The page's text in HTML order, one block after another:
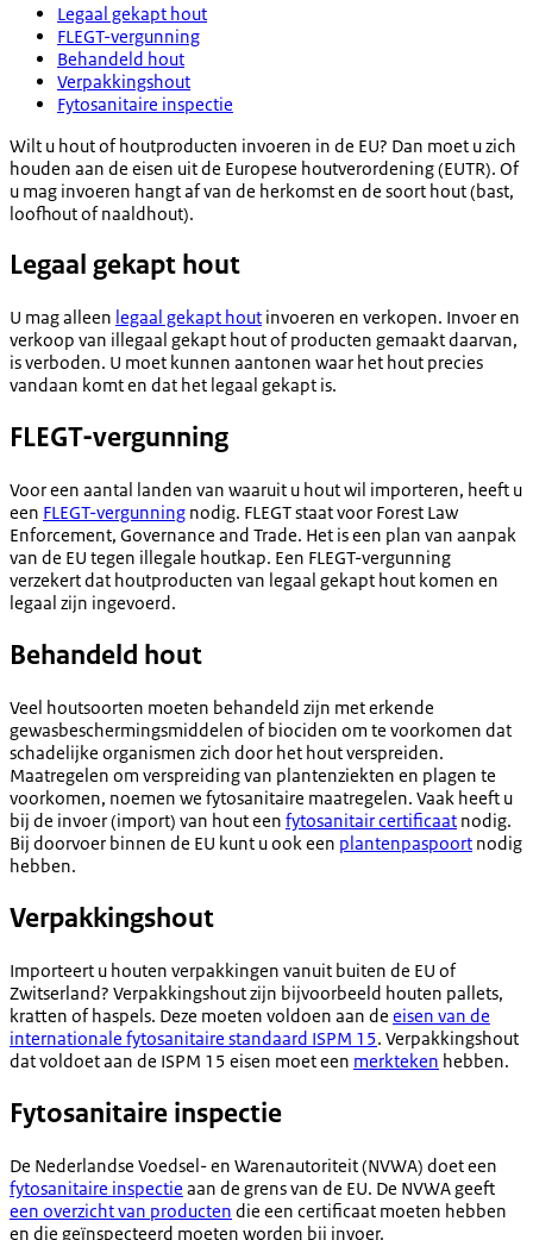
Legaal gekapt hout
FLEGT-vergunning
Behandeld hout
Verpakkingshout
Fytosanitaire inspectie
Wilt u hout of houtproducten invoeren in de EU? Dan moet u zich
houden aan de eisen uit de Europese houtverordening (EUTR). Of
u mag invoeren hangt af van de herkomst en de soort hout (bast,
loofhout of naaldhout).
Legaal gekapt hout
U mag alleen legaal gekapt hout invoeren en verkopen. Invoer en
verkoop van illegaal gekapt hout of producten gemaakt daarvan,
is verboden. U moet kunnen aantonen waar het hout precies
vandaan komt en dat het legaal gekapt is.
FLEGT-vergunning
Voor een aantal landen van waaruit u hout wil importeren, heeft u
een FLEGT-vergunning nodig. FLEGT staat voor Forest Law
Enforcement, Governance and Trade. Het is een plan van aanpak
van de EU tegen illegale houtkap. Een FLEGT-vergunning
verzekert dat houtproducten van legaal gekapt hout komen en
legaal zijn ingevoerd.
Behandeld hout
Veel houtsoorten moeten behandeld zijn met erkende
gewasbeschermingsmiddelen of biociden om te voorkomen dat
schadelijke organismen zich door het hout verspreiden.
Maatregelen om verspreiding van plantenziekten en plagen te
voorkomen, noemen we fytosanitaire maatregelen. Vaak heeft u
bij de invoer (import) van hout een fytosanitair certificaat nodig.
Bij doorvoer binnen de EU kunt u ook een plantenpaspoort nodig
hebben.
Verpakkingshout
Importeert u houten verpakkingen vanuit buiten de EU of
Zwitserland? Verpakkingshout zijn bijvoorbeeld houten pallets,
kratten of haspels. Deze moeten voldoen aan de eisen van de
internationale fytosanitaire standaard ISPM 15. Verpakkingshout
dat voldoet aan de ISPM 15 eisen moet een merkteken hebben.
Fytosanitaire inspectie
De Nederlandse Voedsel- en Warenautoriteit (NVWA) doet een
fytosanitaire inspectie aan de grens van de EU. De NVWA geeft
een overzicht van producten die een certificaat moeten hebben
en die geïnspecteerd moeten worden bij invoer.